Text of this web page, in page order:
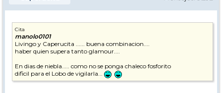
Cita
manolo0101
Livingo y Caperucita ...... buena combinacion....
haber quien supera tanto glamour....
En dias de niebla..... como no se ponga chaleco fosforito
dificil para el Lobo de vigilarla...